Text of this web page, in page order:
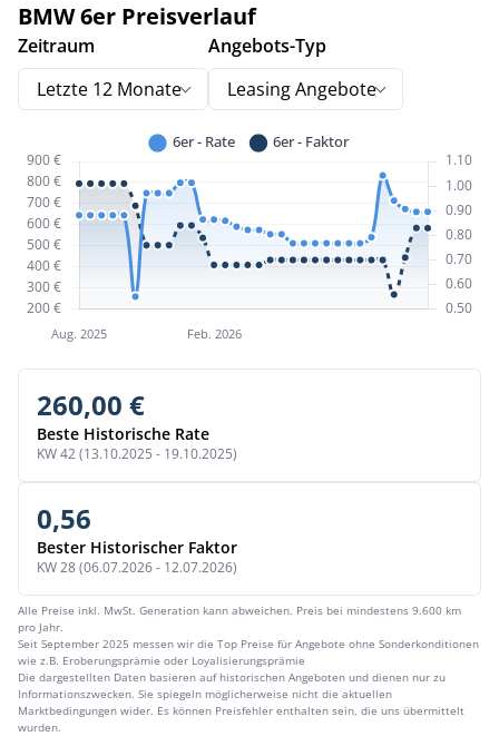
BMW 6er Preisverlauf
Zeitraum
Letzte 12 Monate
Angebots-Typ
Leasing Angebote
260,00 €
Beste Historische Rate
KW 42 (13.10.2025 - 19.10.2025)
0,56
Bester Historischer Faktor
KW 28 (06.07.2026 - 12.07.2026)
Alle Preise inkl. MwSt. Generation kann abweichen. Preis bei mindestens 9.600 km
pro Jahr.
Seit September 2025 messen wir die Top Preise für Angebote ohne Sonderkonditionen
wie z.B. Eroberungsprämie oder Loyalisierungsprämie
Die dargestellten Daten basieren auf historischen Angeboten und dienen nur zu
Informationszwecken. Sie spiegeln möglicherweise nicht die aktuellen
Marktbedingungen wider. Es können Preisfehler enthalten sein, die uns übermittelt
wurden.